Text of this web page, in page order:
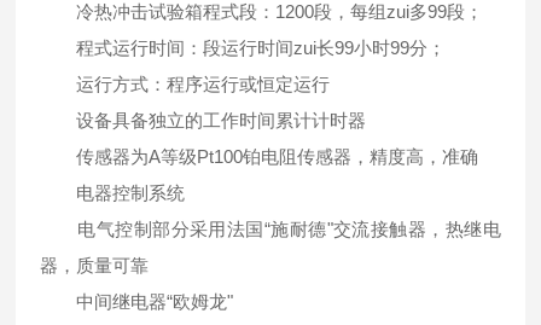
冷热冲击试验箱程式段：1200段，每组zui多99段；
程式运行时间：段运行时间zui长99小时99分；
运行方式：程序运行或恒定运行
设备具备独立的工作时间累计计时器
传感器为A等级Pt100铂电阻传感器，精度高，准确
电器控制系统
电气控制部分采用法国“施耐德"交流接触器，热继电
器，质量可靠
中间继电器“欧姆龙"